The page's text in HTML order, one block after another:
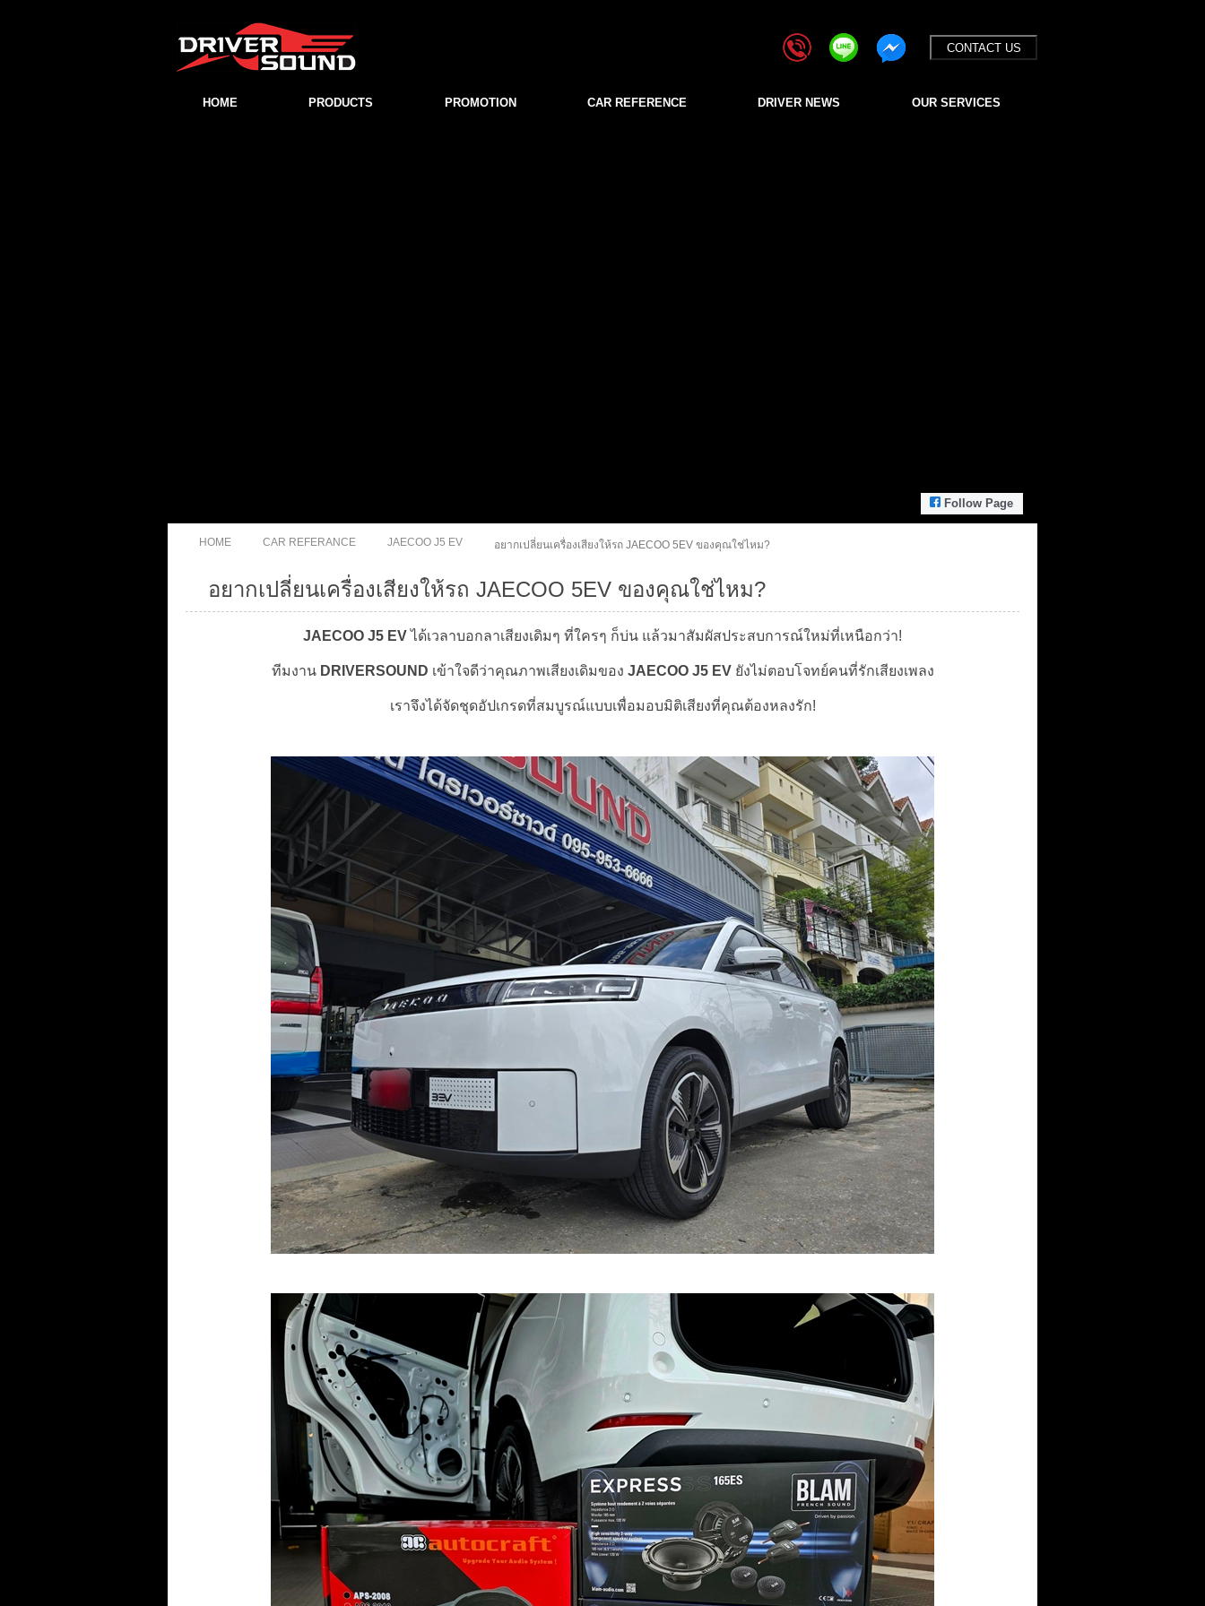
CONTACT US
HOME PRODUCTS PROMOTION CAR REFERENCE DRIVER NEWS OUR SERVICES
Follow Page
HOME CAR REFERANCE JAECOO J5 EV อยากเปลี่ยนเครื่องเสียงให้รถ JAECOO 5EV ของคุณใช่ไหม?
อยากเปลี่ยนเครื่องเสียงให้รถ JAECOO 5EV ของคุณใช่ไหม?
JAECOO J5 EVได้เวลาบอกลาเสียงเดิมๆ ที่ใครๆ ก็บ่น แล้วมาสัมผัสประสบการณ์ใหม่ที่เหนือกว่า!
ทีมงาน DRIVERSOUND เข้าใจดีว่าคุณภาพเสียงเดิมของ JAECOO J5 EVยังไม่ตอบโจทย์คนที่รักเสียงเพลง
เราจึงได้จัดชุดอัปเกรดที่สมบูรณ์แบบเพื่อมอบมิติเสียงที่คุณต้องหลงรัก!